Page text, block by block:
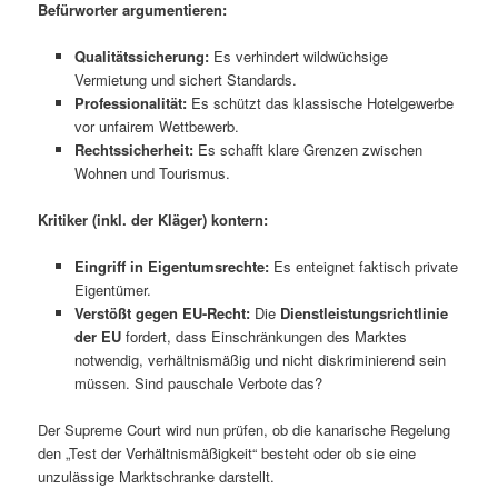
Befürworter argumentieren:
Qualitätssicherung:Es verhindert wildwüchsige
Vermietung und sichert Standards.
Professionalität:Es schützt das klassische Hotelgewerbe
vor unfairem Wettbewerb.
Rechtssicherheit:Es schafft klare Grenzen zwischen
Wohnen und Tourismus.
Kritiker (inkl. der Kläger) kontern:
Eingriff in Eigentumsrechte:Es enteignet faktisch private
Eigentümer.
Verstößt gegen EU-Recht:Die Dienstleistungsrichtlinie
der EUfordert, dass Einschränkungen des Marktes
notwendig, verhältnismäßig und nicht diskriminierend sein
müssen. Sind pauschale Verbote das?
Der Supreme Court wird nun prüfen, ob die kanarische Regelung
den „Test der Verhältnismäßigkeit“ besteht oder ob sie eine
unzulässige Marktschranke darstellt.